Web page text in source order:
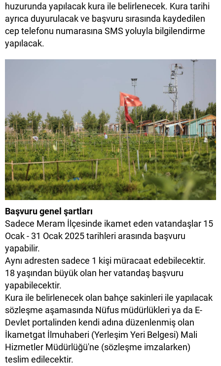
huzurunda yapılacak kura ile belirlenecek. Kura tarihi
ayrıca duyurulacak ve başvuru sırasında kaydedilen
cep telefonu numarasına SMS yoluyla bilgilendirme
yapılacak.
Başvuru genel şartları
Sadece Meram İlçesinde ikamet eden vatandaşlar 15
Ocak - 31 Ocak 2025 tarihleri arasında başvuru
yapabilir.
Aynı adresten sadece 1 kişi müracaat edebilecektir.
18 yaşından büyük olan her vatandaş başvuru
yapabilecektir.
Kura ile belirlenecek olan bahçe sakinleri ile yapılacak
sözleşme aşamasında Nüfus müdürlükleri ya da E-
Devlet portalinden kendi adına düzenlenmiş olan
İkametgat İlmuhaberi (Yerleşim Yeri Belgesi) Mali
Hizmetler Müdürlüğü'ne (sözleşme imzalarken)
teslim edilecektir.